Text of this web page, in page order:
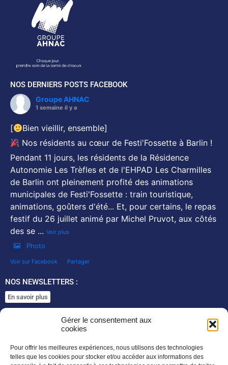
Gérer le consentement aux
cookies
Pour offrir les meilleures expériences, nous utilisons des technologies
telles que les cookies pour stocker et/ou accéder aux informations des
NOS DERNIERS POSTS FACEBOOK
Groupe AHNAC
1 semaine il y a
[
Bien vieillir, ensemble]
Nos résidents au cœur de Festi'Fossette à Barlin !
Pendant 11 jours, les résidents de la Résidence
Autonomie Les Trèfles et de l'EHPAD Les Charmilles
de Barlin ont pleinement profité des animations
municipales de Festi'Fossette : train touristique,
animations, goûters d'été... Et, pour certains, le repas
festif du 26 juillet animé par Michel Pruvot, aux côtés
des se ... Voir plus
Photo
Voir sur Facebook · Partager
NOS NEWSLETTERS :
En savoir plus